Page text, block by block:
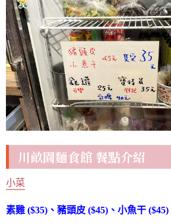
川畝園麵食館 餐點介紹
小菜
素雞 ($35)、豬頭皮 ($45)、小魚干 ($45)